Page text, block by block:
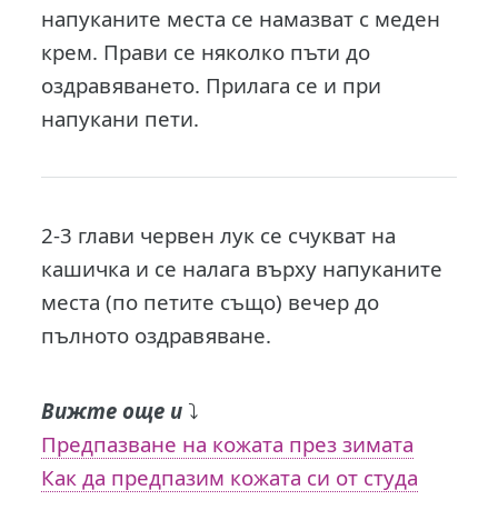
напуканите места се намазват с меден
крем. Прави се няколко пъти до
оздравяването. Прилага се и при
напукани пети.
2-3 глави червен лук се счукват на
кашичка и се налага върху напуканите
места (по петите също) вечер до
пълното оздравяване.
Вижте още и ⤵️
Предпазване на кожата през зимата
Как да предпазим кожата си от студа